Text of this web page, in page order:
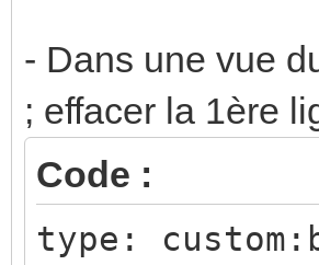
action:
- action:
target:
- Dans une vue
; effacer la 1ère
Code :
type: